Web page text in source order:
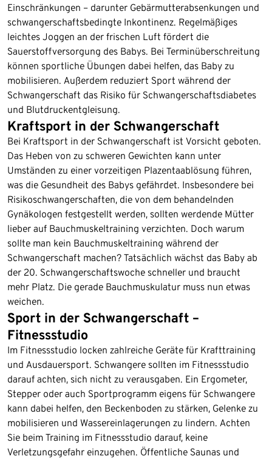
Einschränkungen – darunter Gebärmutterabsenkungen und
schwangerschaftsbedingte Inkontinenz. Regelmäßiges
leichtes Joggen an der frischen Luft fördert die
Sauerstoffversorgung des Babys. Bei Terminüberschreitung
können sportliche Übungen dabei helfen, das Baby zu
mobilisieren. Außerdem reduziert Sport während der
Schwangerschaft das Risiko für Schwangerschaftsdiabetes
und Blutdruckentgleisung.
Kraftsport in der Schwangerschaft
Bei Kraftsport in der Schwangerschaft ist Vorsicht geboten.
Das Heben von zu schweren Gewichten kann unter
Umständen zu einer vorzeitigen Plazentaablösung führen,
was die Gesundheit des Babys gefährdet. Insbesondere bei
Risikoschwangerschaften, die von dem behandelnden
Gynäkologen festgestellt werden, sollten werdende Mütter
lieber auf Bauchmuskeltraining verzichten. Doch warum
sollte man kein Bauchmuskeltraining während der
Schwangerschaft machen? Tatsächlich wächst das Baby ab
der 20. Schwangerschaftswoche schneller und braucht
mehr Platz. Die gerade Bauchmuskulatur muss nun etwas
weichen.
Sport in der Schwangerschaft –
Fitnessstudio
Im Fitnessstudio locken zahlreiche Geräte für Krafttraining
und Ausdauersport. Schwangere sollten im Fitnessstudio
darauf achten, sich nicht zu verausgaben. Ein Ergometer,
Stepper oder auch Sportprogramm eigens für Schwangere
kann dabei helfen, den Beckenboden zu stärken, Gelenke zu
mobilisieren und Wassereinlagerungen zu lindern. Achten
Sie beim Training im Fitnessstudio darauf, keine
Verletzungsgefahr einzugehen. Öffentliche Saunas und